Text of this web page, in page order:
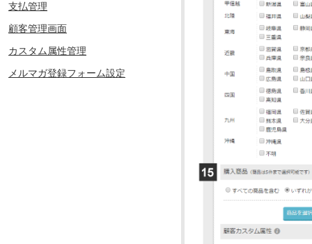
支払管理
顧客管理画面
カスタム属性管理
メルマガ登録フォーム設定